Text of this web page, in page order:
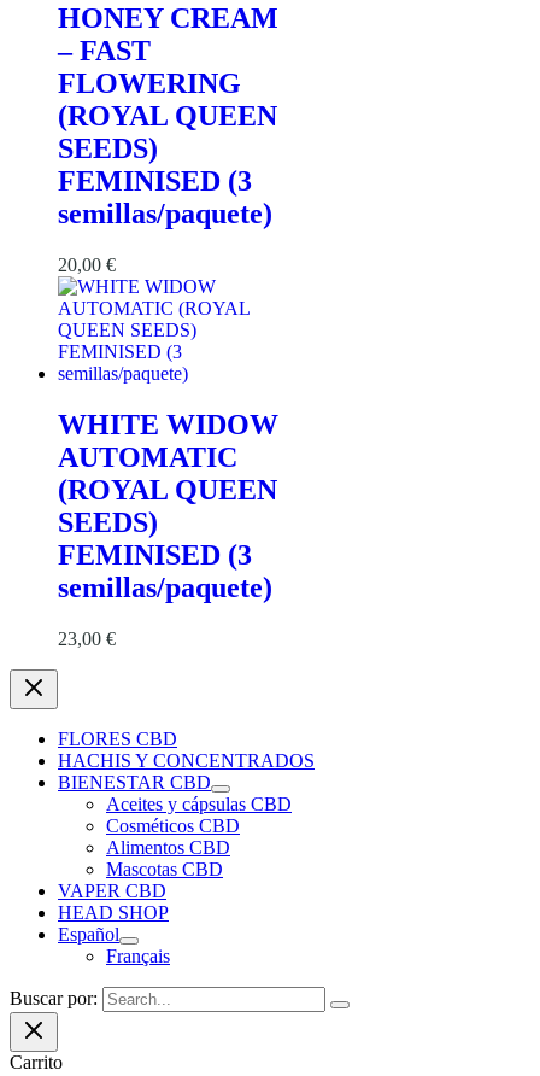
HONEY CREAM
– FAST
FLOWERING
(ROYAL QUEEN
SEEDS)
FEMINISED (3
semillas/paquete)
20,00 €
WHITE WIDOW
AUTOMATIC
(ROYAL QUEEN
SEEDS)
FEMINISED (3
semillas/paquete)
23,00 €
FLORES CBD
HACHIS Y CONCENTRADOS
BIENESTAR CBD
Aceites y cápsulas CBD
Cosméticos CBD
Alimentos CBD
Mascotas CBD
VAPER CBD
HEAD SHOP
Español
Français
Buscar por:
Carrito